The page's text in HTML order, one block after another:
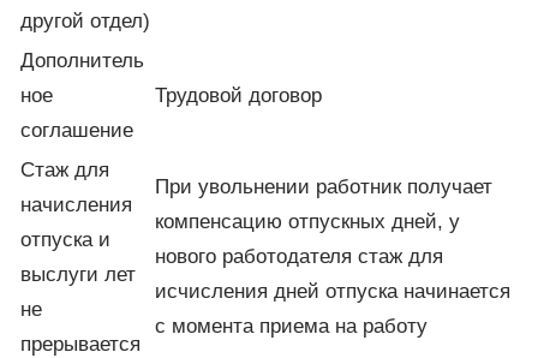
другой отдел)
Дополнитель
ное
соглашение
Трудовой договор
Стаж для
начисления
отпуска и
выслуги лет
не
прерывается
При увольнении работник получает
компенсацию отпускных дней, у
нового работодателя стаж для
исчисления дней отпуска начинается
с момента приема на работу